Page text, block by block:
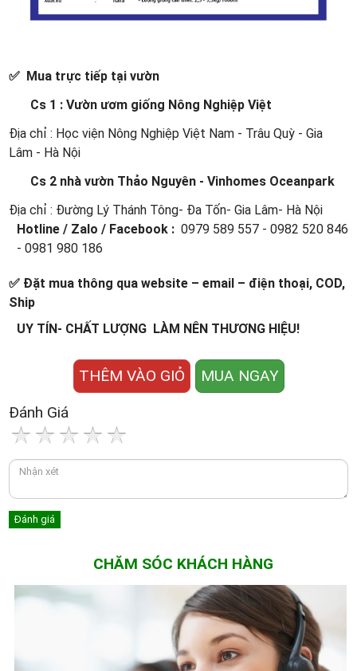
✅ Mua trực tiếp tại vườn
Cs 1 : Vườn ươm giống Nông Nghiệp Việt
Địa chỉ : Học viện Nông Nghiệp Việt Nam - Trâu Quỳ - Gia
Lâm - Hà Nội
Cs 2 nhà vườn Thảo Nguyên - Vinhomes Oceanpark
Địa chỉ : Đường Lý Thánh Tông- Đa Tốn- Gia Lâm- Hà Nội
Hotline / Zalo / Facebook : 0979 589 557 - 0982 520 846
- 0981 980 186
✅ Đặt mua thông qua website – email – điện thoại, COD,
Ship
UY TÍN- CHẤT LƯỢNG LÀM NÊN THƯƠNG HIỆU!
THÊM VÀO GIỎ
MUA NGAY
Đánh Giá
CHĂM SÓC KHÁCH HÀNG